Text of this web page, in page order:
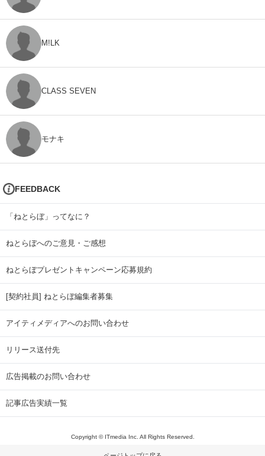
M!LK
CLASS SEVEN
モナキ
FEEDBACK
「ねとらぼ」ってなに？
ねとらぼへのご意見・ご感想
ねとらぼプレゼントキャンペーン応募規約
[契約社員] ねとらぼ編集者募集
アイティメディアへのお問い合わせ
リリース送付先
広告掲載のお問い合わせ
記事広告実績一覧
Copyright © ITmedia Inc. All Rights Reserved.